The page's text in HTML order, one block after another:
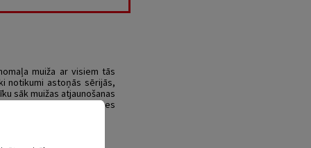
muiža ar visiem tās
notikumi astoņās sērijās,
sāk muižas atjaunošanas
un latviešu inteliģences